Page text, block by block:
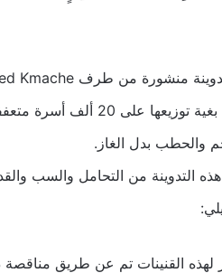
لصالح التآزر، بغية
والحطب بدل الغاز.
التدوينة من التحامل والسب
لهذه القنينات تم عن طريق